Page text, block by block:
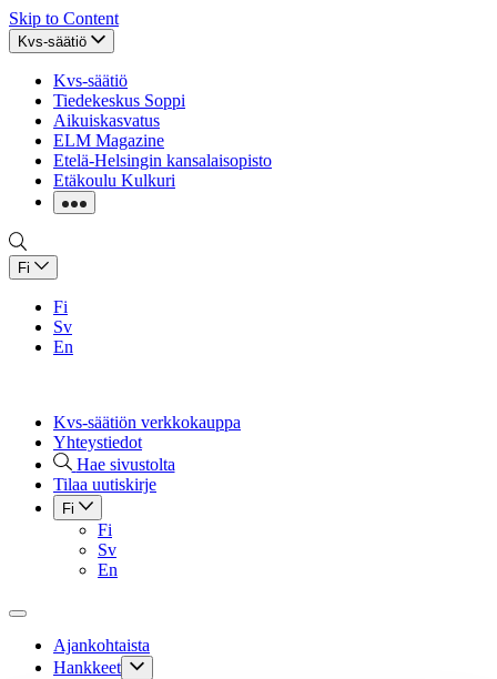
Skip to Content
Kvs-säätiö
Kvs-säätiö
Tiedekeskus Soppi
Aikuiskasvatus
ELM Magazine
Etelä-Helsingin kansalaisopisto
Etäkoulu Kulkuri
Fi
Fi
Sv
En
Kvs-säätiön verkkokauppa
Yhteystiedot
Hae sivustolta
Tilaa uutiskirje
Fi
Fi
Sv
En
Ajankohtaista
Hankkeet